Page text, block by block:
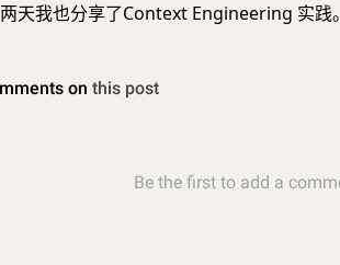
两天我也分享了Context Engineering 实践。